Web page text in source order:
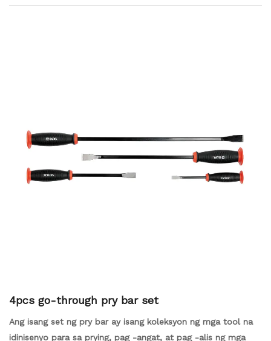
4pcs go-through pry bar set
Ang isang set ng pry bar ay isang koleksyon ng mga tool na
idinisenyo para sa prying, pag -angat, at pag -alis ng mga